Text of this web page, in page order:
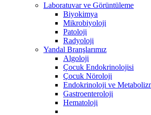
Laboratuvar ve Görüntüleme
Biyokimya
Mikrobiyoloji
Patoloji
Radyoloji
Yandal Branşlarımız
Algoloji
Çocuk Endokrinolojisi
Çocuk Nöroloji
Endokrinoloji ve
Gastroenteroloji
Hematoloji